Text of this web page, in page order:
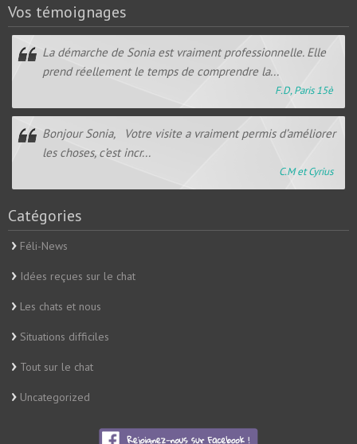
Vos témoignages
La démarche de Sonia est vraiment professionnelle. Elle
prend réellement le temps de comprendre la...
F.D, Paris 15è
Bonjour Sonia, Votre visite a vraiment permis d’améliorer
les choses, c’est incr...
C.M et Cyrius
Catégories
Féli-News
Idées reçues sur le chat
Les chats et nous
Situations difficiles
Tout sur le chat
Uncategorized